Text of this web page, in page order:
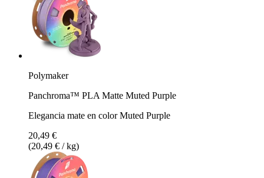
Polymaker
Panchroma™ PLA Matte Muted Purple
Elegancia mate en color Muted Purple
20,49 €
(20,49 € / kg)